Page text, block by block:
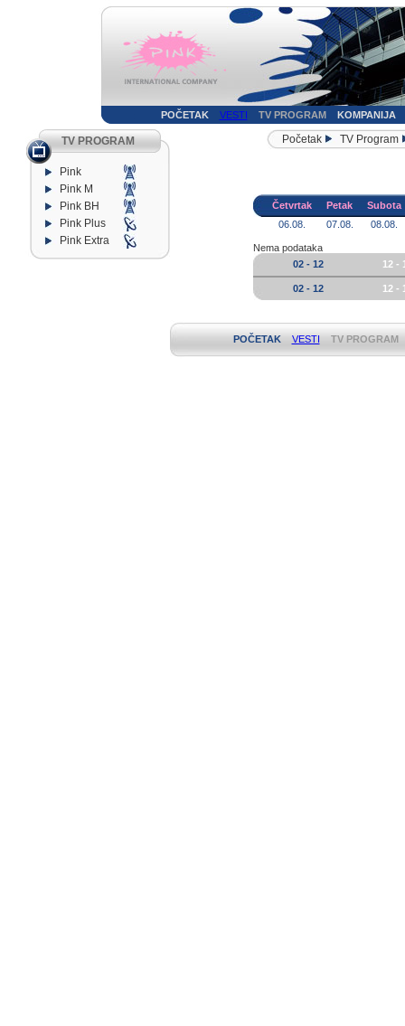
POČETAK VESTI TV PROGRAM KOMPANIJA
TV PROGRAM
Pink
Pink M
Pink BH
Pink Plus
Pink Extra
Početak TV Program
Četvrtak Petak
Subota
06.08.
07.08. 08.08.
Nema podataka
02 - 12
12 -
02 - 12 12 -
POČETAK VESTI TV PROGRAM